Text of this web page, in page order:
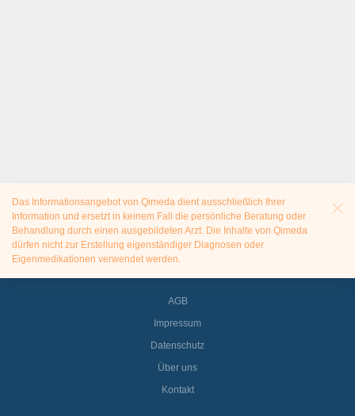
Das Informationsangebot von Qimeda dient ausschließlich Ihrer
Information und ersetzt in keinem Fall die persönliche Beratung oder
Behandlung durch einen ausgebildeten Arzt. Die Inhalte von Qimeda
dürfen nicht zur Erstellung eigenständiger Diagnosen oder
Eigenmedikationen verwendet werden.
AGB
Impressum
Datenschutz
Über uns
Kontakt